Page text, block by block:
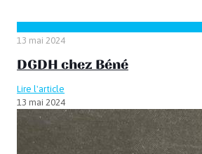
13 mai 2024
DGDH chez Béné
Lire l'article
13 mai 2024